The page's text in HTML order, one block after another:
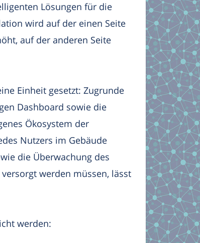
Lösungen für die
wird auf der einen Seite
auf der anderen Seite
Einheit gesetzt: Zugrunde
Dashboard sowie die
Ökosystem der
Nutzers im Gebäude
die Überwachung des
werden müssen, lässt
werden: